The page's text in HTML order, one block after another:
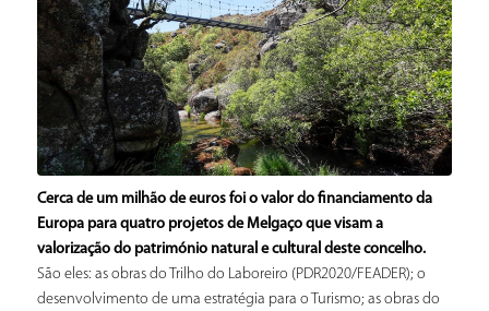
Cerca de um milhão de euros foi o valor do financiamento da
Europa para quatro projetos de Melgaço que visam a
valorização do património natural e cultural deste concelho.
São eles: as obras do Trilho do Laboreiro (PDR2020/FEADER); o
desenvolvimento de uma estratégia para o Turismo; as obras do